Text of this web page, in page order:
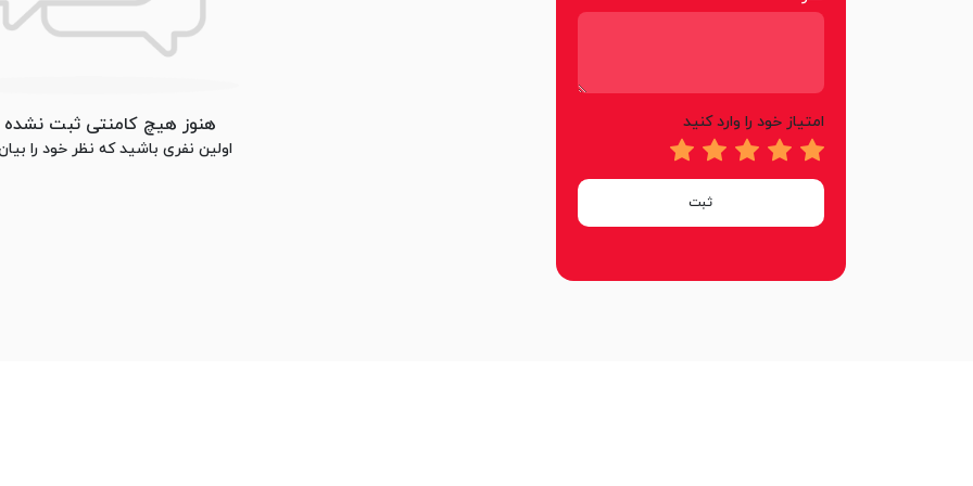
امتیاز خود را وارد کنید
ثبت
هنوز هیچ کامنتی ثبت
اولین نفری باشید که نظر خود را